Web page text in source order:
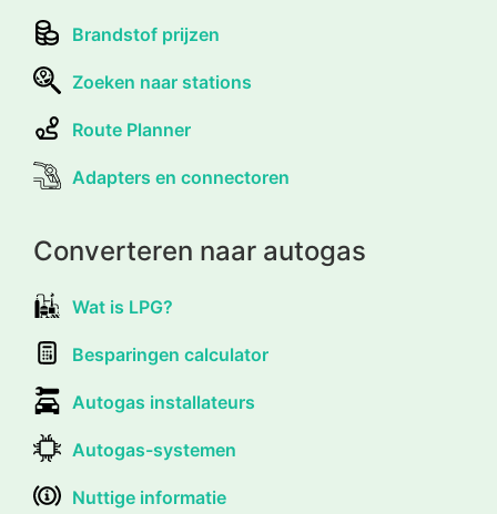
Brandstof prijzen
Zoeken naar stations
Route Planner
Adapters en connectoren
Converteren naar autogas
Wat is LPG?
Besparingen calculator
Autogas installateurs
Autogas-systemen
Nuttige informatie